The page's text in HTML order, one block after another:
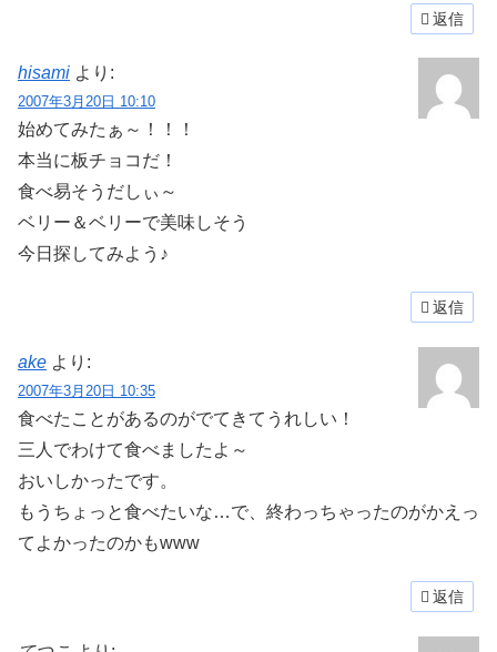
返信
hisami より:
2007年3月20日 10:10
始めてみたぁ～！！！
本当に板チョコだ！
食べ易そうだしぃ～
ベリー＆ベリーで美味しそう
今日探してみよう♪
返信
ake より:
2007年3月20日 10:35
食べたことがあるのがでてきてうれしい！
三人でわけて食べましたよ～
おいしかったです。
もうちょっと食べたいな…で、終わっちゃったのがかえっ
てよかったのかもwww
返信